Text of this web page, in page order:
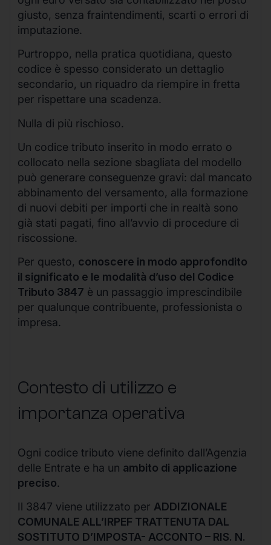
giusto, senza fraintendimenti, scarti o errori di
imputazione.
Purtroppo, nella pratica quotidiana, questo
codice è spesso considerato un dettaglio
secondario, un riquadro da riempire in fretta
per rispettare una scadenza.
Nulla di più rischioso.
Un codice tributo inserito in modo errato o
collocato nella sezione sbagliata del modello
può generare conseguenze gravi: dal mancato
abbinamento del versamento, alla formazione
di nuovi debiti per importi che in realtà sono
già stati pagati, fino all’avvio di procedure di
riscossione.
Per questo, conoscere in modo approfondito
il significato e le modalità d’uso del Codice
Tributo 3847 è un passaggio imprescindibile
per qualunque contribuente, professionista o
impresa.
Contesto di utilizzo e
importanza operativa
Ogni codice tributo viene definito dall’Agenzia
delle Entrate e ha un ambito di applicazione
preciso.
Il 3847 viene utilizzato per ADDIZIONALE
COMUNALE ALL’IRPEF TRATTENUTA DAL
SOSTITUTO D’IMPOSTA- ACCONTO – RIS. N.